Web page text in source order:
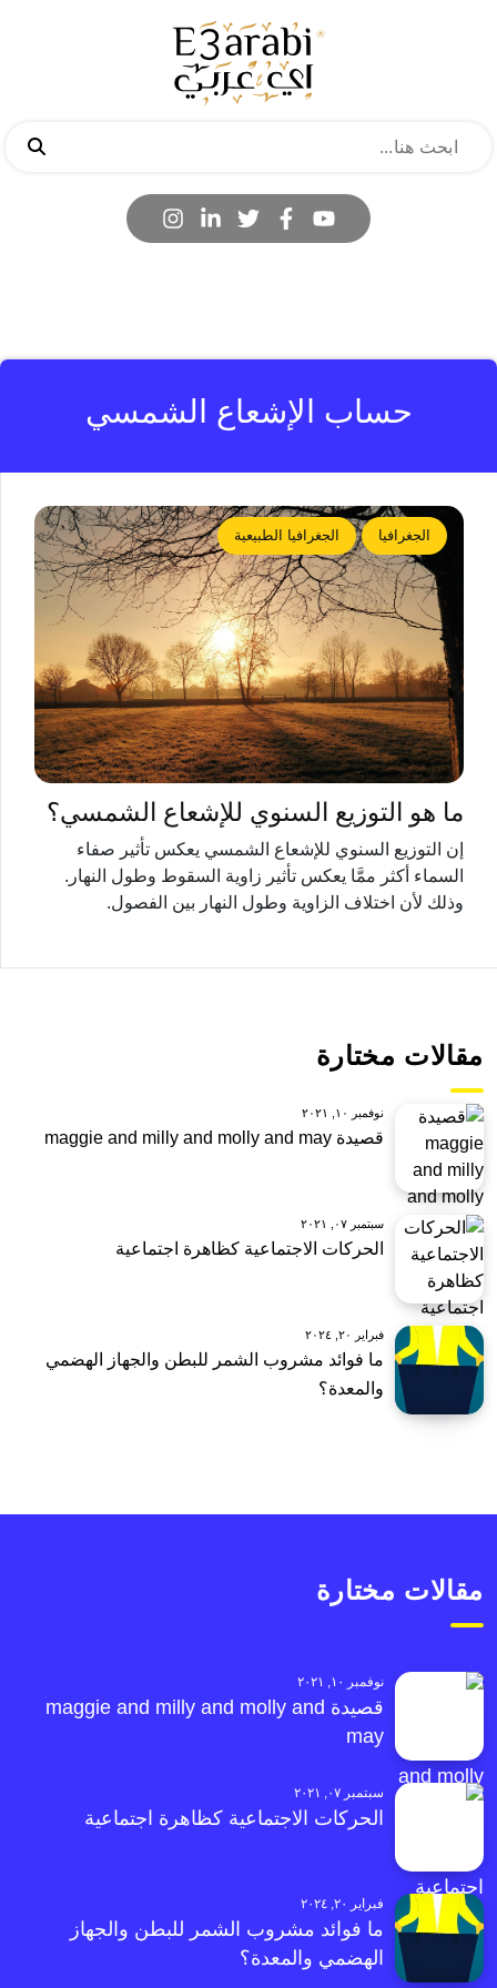
حساب الإشعاع الشمسي
الجغرافيا الجغرافيا الطبيعية
ما هو التوزيع السنوي للإشعاع الشمسي؟
إن التوزيع السنوي للإشعاع الشمسي يعكس تأثير صفاء
السماء أكثر ممَّا يعكس تأثير زاوية السقوط وطول النهار.
وذلك لأن اختلاف الزاوية وطول النهار بين الفصول.
مقالات مختارة
نوفمبر ١٠, ٢٠٢١
قصيدة maggie and milly and molly and may
سبتمبر ٠٧, ٢٠٢١
الحركات الاجتماعية كظاهرة اجتماعية
فبراير ٢٠, ٢٠٢٤
ما فوائد مشروب الشمر للبطن والجهاز الهضمي
والمعدة؟
مقالات مختارة
نوفمبر ١٠, ٢٠٢١
قصيدة maggie and milly and molly and
may
سبتمبر ٠٧, ٢٠٢١
الحركات الاجتماعية كظاهرة اجتماعية
فبراير ٢٠, ٢٠٢٤
ما فوائد مشروب الشمر للبطن والجهاز
الهضمي والمعدة؟